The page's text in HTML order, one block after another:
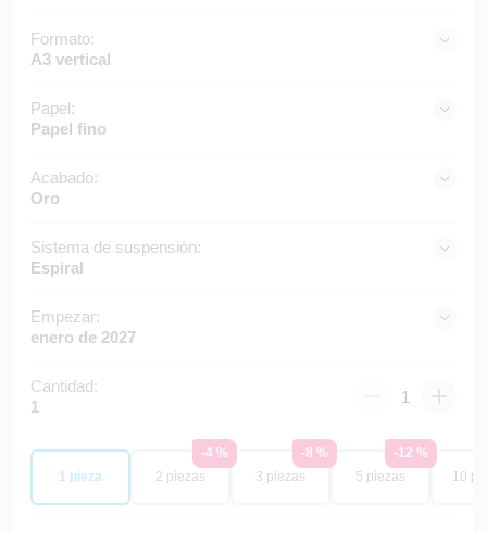
Formato:
A3 vertical
Papel:
Papel fino
Acabado:
Oro
Sistema de suspensión:
Espiral
Empezar:
enero de 2027
Cantidad:
1
1 pieza
-4 %
2 piezas
-8 %
3 piezas
-12 %
5 piezas
10